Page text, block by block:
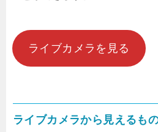
ライブカメラを見る
ライブカメラから見えるも